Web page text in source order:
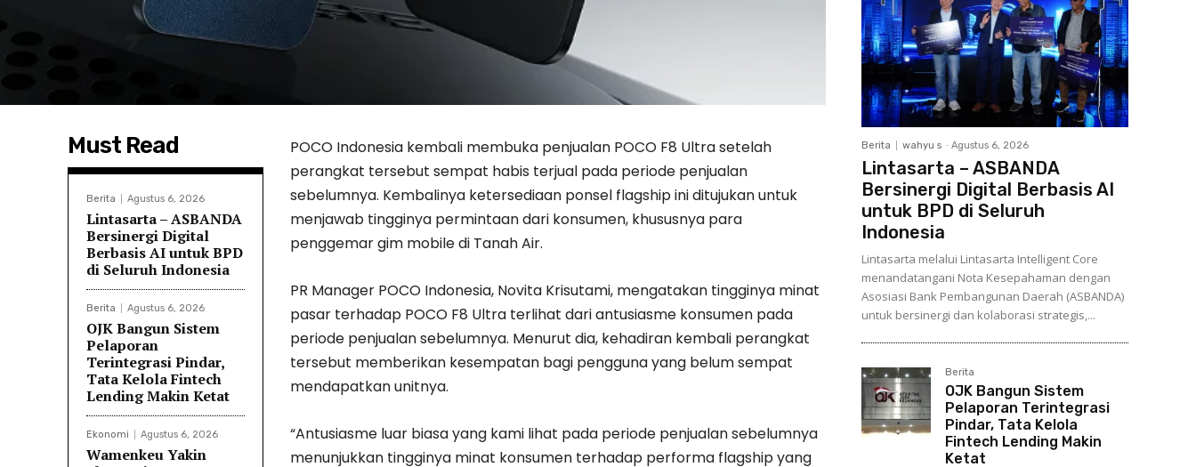
Must Read
Berita Agustus 6, 2026
Lintasarta – ASBANDA
Bersinergi Digital
Berbasis AI untuk BPD
di Seluruh Indonesia
Berita Agustus 6, 2026
OJK Bangun Sistem
Pelaporan
Terintegrasi Pindar,
Tata Kelola Fintech
Lending Makin Ketat
Ekonomi Agustus 6, 2026
Wamenkeu Yakin
POCO Indonesia kembali membuka penjualan POCO F8 Ultra setelah
perangkat tersebut sempat habis terjual pada periode penjualan
sebelumnya. Kembalinya ketersediaan ponsel flagship ini ditujukan untuk
menjawab tingginya permintaan dari konsumen, khususnya para
penggemar gim mobile di Tanah Air.
PR Manager POCO Indonesia, Novita Krisutami, mengatakan tingginya minat
pasar terhadap POCO F8 Ultra terlihat dari antusiasme konsumen pada
periode penjualan sebelumnya. Menurut dia, kehadiran kembali perangkat
tersebut memberikan kesempatan bagi pengguna yang belum sempat
mendapatkan unitnya.
“Antusiasme luar biasa yang kami lihat pada periode penjualan sebelumnya
menunjukkan tingginya minat konsumen terhadap performa flagship yang
Berita wahyu s - Agustus 6, 2026
Lintasarta – ASBANDA
Bersinergi Digital Berbasis AI
untuk BPD di Seluruh
Indonesia
Lintasarta melalui Lintasarta Intelligent Core
menandatangani Nota Kesepahaman dengan
Asosiasi Bank Pembangunan Daerah (ASBANDA)
untuk bersinergi dan kolaborasi strategis,...
Berita
OJK Bangun Sistem
Pelaporan Terintegrasi
Pindar, Tata Kelola
Fintech Lending Makin
Ketat